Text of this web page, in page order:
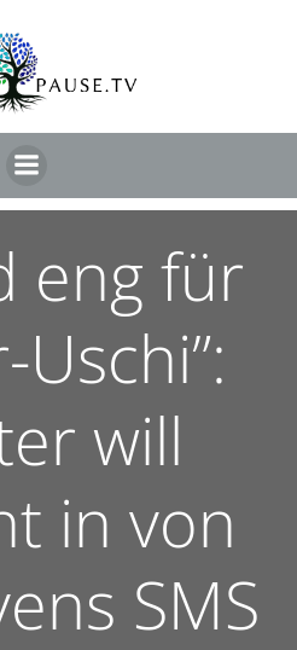
eng für
Uschi”:
will
in von
SMS